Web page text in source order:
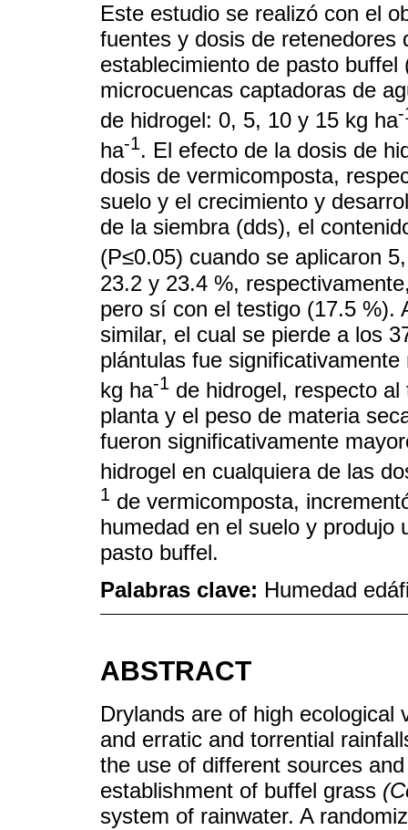
Este estudio se realizó con el
fuentes y dosis de retenedores
establecimiento de pasto buffel
microcuencas captadoras de
de hidrogel: 0, 5, 10 y 15 kg ha-
ha-1. El efecto de la dosis de
dosis de vermicomposta,
suelo y el crecimiento y
de la siembra (dds), el
(P≤0.05) cuando se aplicaron
23.2 y 23.4 %,
pero sí con el testigo (17.5 %).
similar, el cual se pierde a los
plántulas fue
kg ha-1 de hidrogel, respecto
planta y el peso de materia
fueron significativamente
hidrogel en cualquiera de las
1 de vermicomposta,
humedad en el suelo y produjo
pasto buffel.
Palabras clave: Humedad
ABSTRACT
Drylands are of high ecological
and erratic and torrential
the use of different sources
establishment of buffel grass
system of rainwater. A